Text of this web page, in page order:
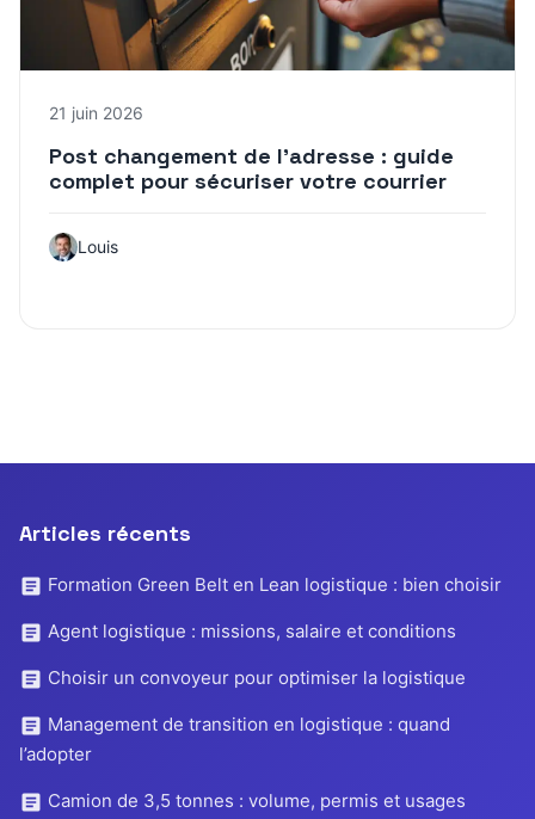
21 juin 2026
Post changement de l’adresse : guide
complet pour sécuriser votre courrier
Louis
Articles récents
Formation Green Belt en Lean logistique : bien choisir
Agent logistique : missions, salaire et conditions
Choisir un convoyeur pour optimiser la logistique
Management de transition en logistique : quand
l’adopter
Camion de 3,5 tonnes : volume, permis et usages